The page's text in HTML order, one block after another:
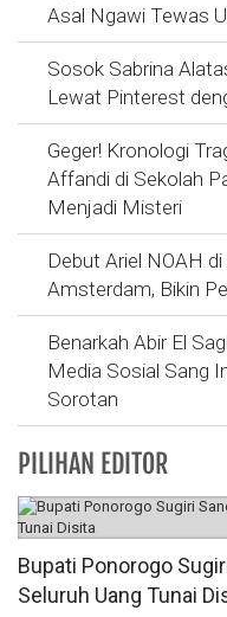
Asal Ngawi Tewas
Sosok Sabrina
Lewat Pinterest
Geger! Kronologi
Affandi di Sekolah
Menjadi Misteri
Debut Ariel NOAH
Amsterdam, Bikin
Benarkah Abir El
Media Sosial Sang
Sorotan
PILIHAN EDITOR
Bupati Ponorogo
Seluruh Uang Tunai